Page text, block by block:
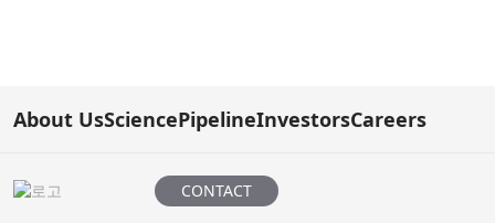
About UsSciencePipelineInvestorsCareers
CONTACT